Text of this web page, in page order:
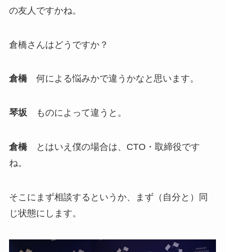
の友人ですかね。
倉橋さんはどうですか？
倉橋何による悩みかで違うかなと思います。
琴坂ものによって違うと。
倉橋とはいえ僕の場合は、CTO・取締役です
ね。
そこにまず相談するというか、まず（自分と）同
じ状態にします。